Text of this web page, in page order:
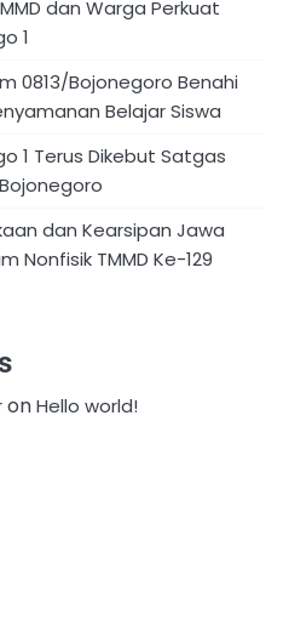
dan Warga Perkuat
1
0813/Bojonegoro Benahi
Belajar Siswa
1 Terus Dikebut Satgas
dan Kearsipan Jawa
Nonfisik TMMD Ke-129
onHello world!